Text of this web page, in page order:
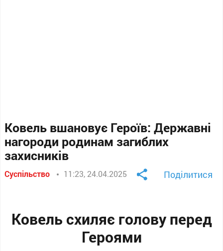
Ковель вшановує Героїв: Державні
нагороди родинам загиблих
захисників
Суспільство 11:23, 24.04.2025 Поділитися
Ковель схиляє голову перед
Героями